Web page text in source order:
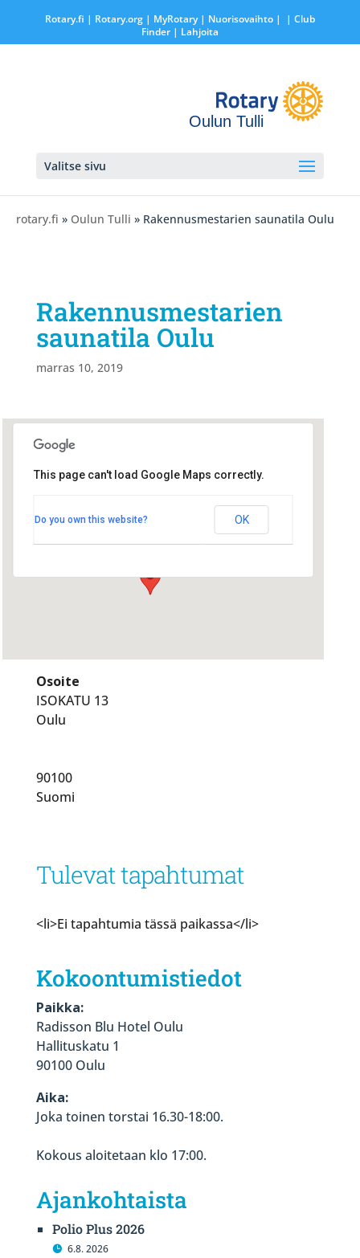
Rotary.fi | Rotary.org| MyRotary | Nuorisovaihto|
| Club
Finder| Lahjoita
Oulun Tulli
Valitse sivu
rotary.fi » Oulun Tulli » Rakennusmestarien saunatila Oulu
Rakennusmestarien
saunatila Oulu
marras 10, 2019
Rakennusmestarien saunatila
ISOKATU 13 - Oulu
This page can't load Google Maps correctly.
Do you own this website? OK
Osoite
ISOKATU 13
Oulu
90100
Suomi
Tulevat tapahtumat
<li>Ei tapahtumia tässä paikassa</li>
Kokoontumistiedot
Paikka:
Radisson Blu Hotel Oulu
Hallituskatu 1
90100 Oulu
Aika:
Joka toinen torstai 16.30-18:00.
Kokous aloitetaan klo 17:00.
Ajankohtaista
Polio Plus 2026
6.8. 2026